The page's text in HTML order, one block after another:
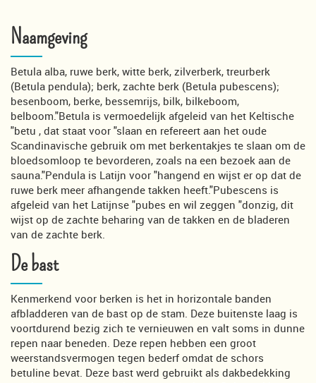
Naamgeving
Betula alba, ruwe berk, witte berk, zilverberk, treurberk
(Betula pendula); berk, zachte berk (Betula pubescens);
besenboom, berke, bessemrijs, bilk, bilkeboom,
belboom."Betula is vermoedelijk afgeleid van het Keltische
"betu , dat staat voor "slaan en refereert aan het oude
Scandinavische gebruik om met berkentakjes te slaan om de
bloedsomloop te bevorderen, zoals na een bezoek aan de
sauna."Pendula is Latijn voor "hangend en wijst er op dat de
ruwe berk meer afhangende takken heeft."Pubescens is
afgeleid van het Latijnse "pubes en wil zeggen "donzig, dit
wijst op de zachte beharing van de takken en de bladeren
van de zachte berk.
De bast
Kenmerkend voor berken is het in horizontale banden
afbladderen van de bast op de stam. Deze buitenste laag is
voortdurend bezig zich te vernieuwen en valt soms in dunne
repen naar beneden. Deze repen hebben een groot
weerstandsvermogen tegen bederf omdat de schors
betuline bevat. Deze bast werd gebruikt als dakbedekking